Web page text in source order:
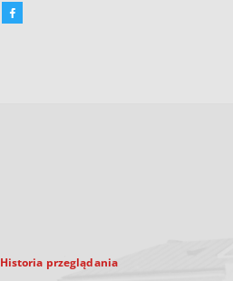
Facebook
Historia przeglądania